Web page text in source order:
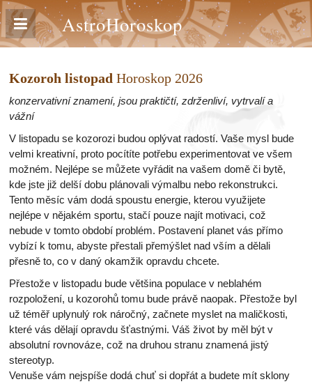
AstroHoroskop
Kozoroh listopad Horoskop 2026
konzervativní znamení, jsou praktičtí, zdrženliví, vytrvalí a
vážní
V listopadu se kozorozi budou oplývat radostí. Vaše mysl bude
velmi kreativní, proto pocítíte potřebu experimentovat ve všem
možném. Nejlépe se můžete vyřádit na vašem domě či bytě,
kde jste již delší dobu plánovali výmalbu nebo rekonstrukci.
Tento měsíc vám dodá spoustu energie, kterou využijete
nejlépe v nějakém sportu, stačí pouze najít motivaci, což
nebude v tomto období problém. Postavení planet vás přímo
vybízí k tomu, abyste přestali přemýšlet nad vším a dělali
přesně to, co v daný okamžik opravdu chcete.
Přestože v listopadu bude většina populace v neblahém
rozpoložení, u kozorohů tomu bude právě naopak. Přestože byl
už téměř uplynulý rok náročný, začnete myslet na maličkosti,
které vás dělají opravdu šťastnými. Váš život by měl být v
absolutní rovnováze, což na druhou stranu znamená jistý
stereotyp.
Venuše vám nejspíše dodá chuť si dopřát a budete mít sklony